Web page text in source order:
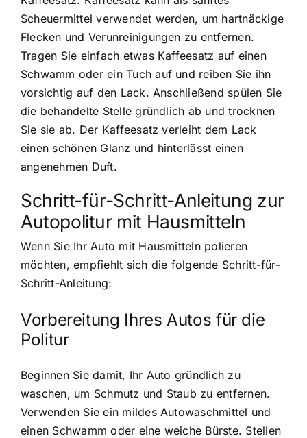
Scheuermittel verwendet werden, um hartnäckige
Flecken und Verunreinigungen zu entfernen.
Tragen Sie einfach etwas Kaffeesatz auf einen
Schwamm oder ein Tuch auf und reiben Sie ihn
vorsichtig auf den Lack. Anschließend spülen Sie
die behandelte Stelle gründlich ab und trocknen
Sie sie ab. Der Kaffeesatz verleiht dem Lack
einen schönen Glanz und hinterlässt einen
angenehmen Duft.
Schritt-für-Schritt-Anleitung zur
Autopolitur mit Hausmitteln
Wenn Sie Ihr Auto mit Hausmitteln polieren
möchten, empfiehlt sich die folgende Schritt-für-
Schritt-Anleitung:
Vorbereitung Ihres Autos für die
Politur
Beginnen Sie damit, Ihr Auto gründlich zu
waschen, um Schmutz und Staub zu entfernen.
Verwenden Sie ein mildes Autowaschmittel und
einen Schwamm oder eine weiche Bürste. Stellen